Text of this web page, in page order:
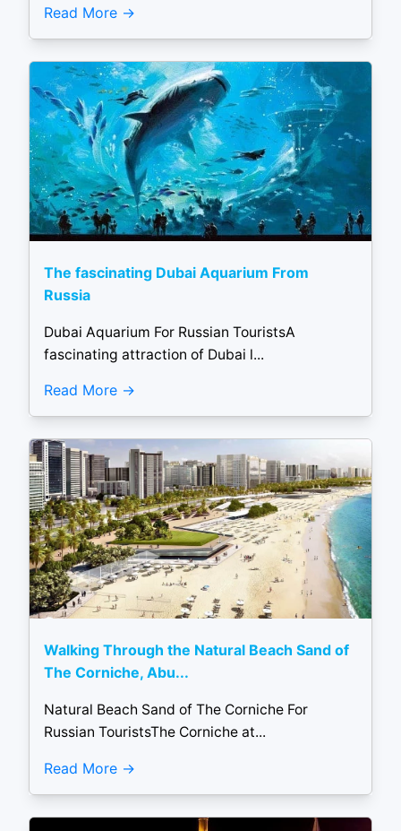
Read More
The fascinating Dubai Aquarium From
Russia
Dubai Aquarium For Russian TouristsA
fascinating attraction of Dubai l...
Read More
Walking Through the Natural Beach Sand of
The Corniche, Abu...
Natural Beach Sand of The Corniche For
Russian TouristsThe Corniche at...
Read More